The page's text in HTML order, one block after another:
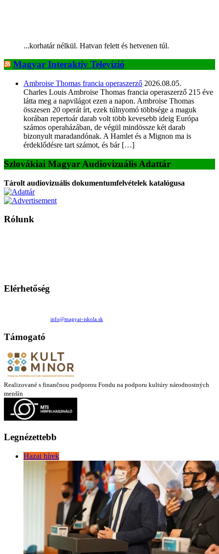
...korhatár nélkül. Hatvan felett és hetvenen túl.
Magyar Interaktív Televízió
Ambroise Thomas francia operaszerző 2026.08.05.
Charles Louis Ambroise Thomas francia operaszerző 215 éve
látta meg a napvilágot ezen a napon. Ambroise Thomas
összesen 20 operát írt, ezek túlnyomó többsége a maguk
korában repertoár darab volt több kevesebb ideig Európa
számos operaházában, de végül mindössze két darab
bizonyult maradandónak. A Hamlet és a Mignon ma is
érdeklődésre tart számot, és bár […]
Szlovákiai Magyar Audiovizuális Adattár
Tárolt audiovizuális dokumentumfelvételek katalógusa
Rólunk
Elérhetőség
info@magyar-iskola.sk
Támogató
Realizované s finančnou podporou Fondu na podporu kultúry národnostných
menšín
Legnézettebb
Hazai hírek